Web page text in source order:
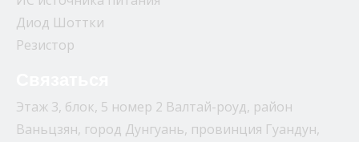
Диод Шоттки
Резистор
Этаж 3, блок, 5 номер 2 Валтай-роуд, район
Ваньцзян, город Дунгуань, провинция Гуандун,